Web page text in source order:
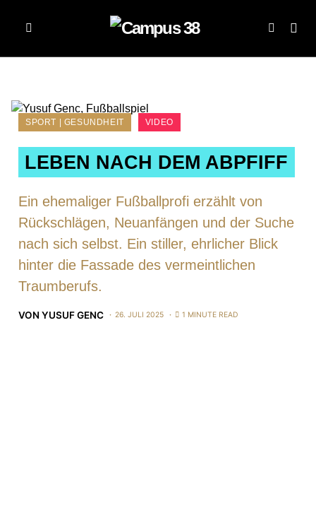
SPORT | GESUNDHEIT VIDEO
LEBEN NACH DEM ABPFIFF
Ein ehemaliger Fußballprofi erzählt von
Rückschlägen, Neuanfängen und der Suche
nach sich selbst. Ein stiller, ehrlicher Blick
hinter die Fassade des vermeintlichen
Traumberufs.
VON YUSUF GENC 26. JULI 2025 1 MINUTE READ